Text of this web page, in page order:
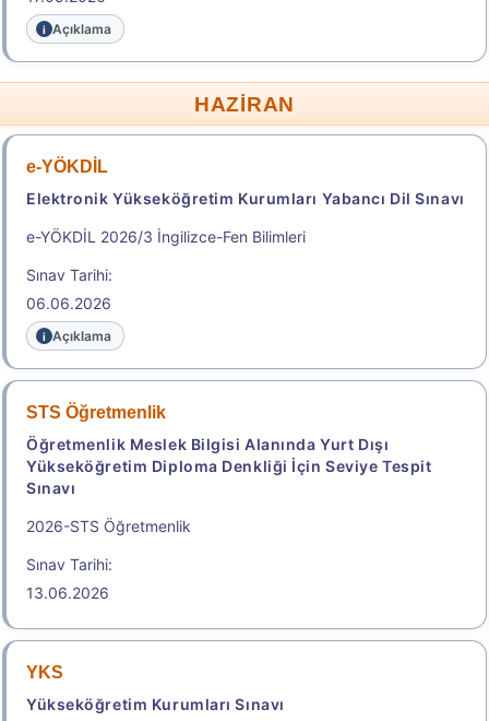
Aday İşlemleri Sistemi (AİS) Engelli Başvuru Kullanıcı
Kılavuzu
Başvuru Merkezleri
Merkezleri
.2026-HMGS/2
Hukuk Mesleklerine Giriş Sınavı
23:59
Başvuru Yap
.2026-İYÖS
İdari Yargı Ön Sınavı
Açıklama
HAZİRAN
e-YÖKDİL
Elektronik Yükseköğretim Kurumları Yabancı Dil Sınavı
e-YÖKDİL 2026/3 İngilizce-Fen Bilimleri
Sınav Tarihi:
06.06.2026
Açıklama
STS Öğretmenlik
Öğretmenlik Meslek Bilgisi Alanında Yurt Dışı
Yükseköğretim Diploma Denkliği İçin Seviye Tespit
Sınavı
2026-STS Öğretmenlik
Sınav Tarihi:
13.06.2026
YKS
Yükseköğretim Kurumları Sınavı